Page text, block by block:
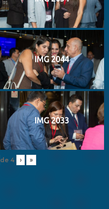
IMG 2044
IMG 2033
de 4 › »